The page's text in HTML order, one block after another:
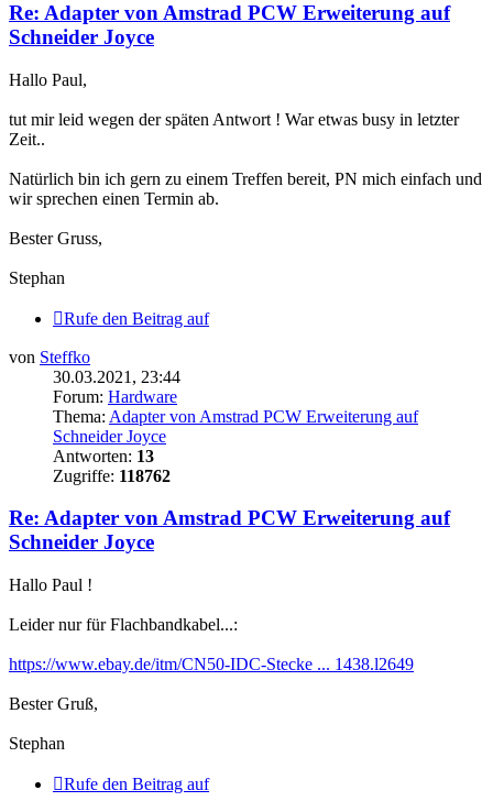
Re: Adapter von Amstrad PCW Erweiterung auf
Schneider Joyce
Hallo Paul,
tut mir leid wegen der späten Antwort ! War etwas busy in letzter
Zeit..
Natürlich bin ich gern zu einem Treffen bereit, PN mich einfach und
wir sprechen einen Termin ab.
Bester Gruss,
Stephan
Rufe den Beitrag auf
von Steffko
30.03.2021, 23:44
Forum: Hardware
Thema: Adapter von Amstrad PCW Erweiterung auf
Schneider Joyce
Antworten: 13
Zugriffe: 118762
Re: Adapter von Amstrad PCW Erweiterung auf
Schneider Joyce
Hallo Paul !
Leider nur für Flachbandkabel...:
https://www.ebay.de/itm/CN50-IDC-Stecke ... 1438.l2649
Bester Gruß,
Stephan
Rufe den Beitrag auf